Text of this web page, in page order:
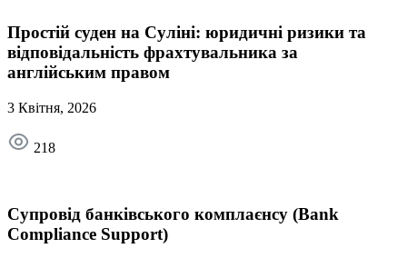
Простій суден на Суліні: юридичні ризики та
відповідальність фрахтувальника за
англійським правом
3 Квітня, 2026
218
Супровід банківського комплаєнсу (Bank
Compliance Support)